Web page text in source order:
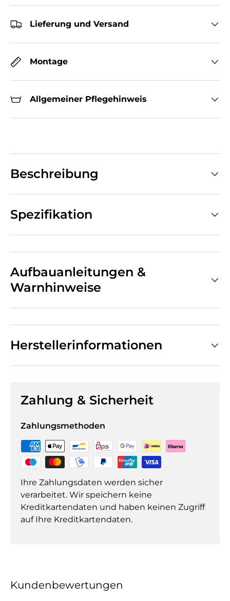
Lieferung und Versand
Montage
Allgemeiner Pflegehinweis
Beschreibung
Spezifikation
Aufbauanleitungen &
Warnhinweise
Herstellerinformationen
Zahlung & Sicherheit
Zahlungsmethoden
Ihre Zahlungsdaten werden sicher
verarbeitet. Wir speichern keine
Kreditkartendaten und haben keinen Zugriff
auf Ihre Kreditkartendaten.
Kundenbewertungen